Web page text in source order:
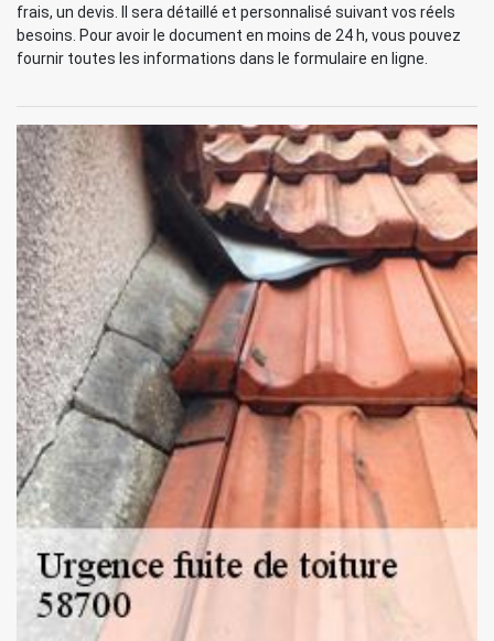
frais, un devis. Il sera détaillé et personnalisé suivant vos réels
besoins. Pour avoir le document en moins de 24 h, vous pouvez
fournir toutes les informations dans le formulaire en ligne.